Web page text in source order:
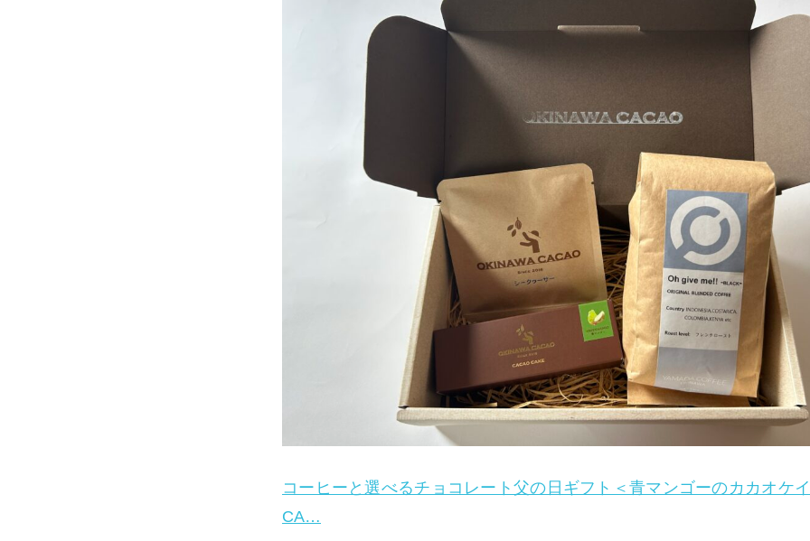
コーヒーと選べるチョコレート父の日ギフト＜青マンゴーのカカオケ
CA…